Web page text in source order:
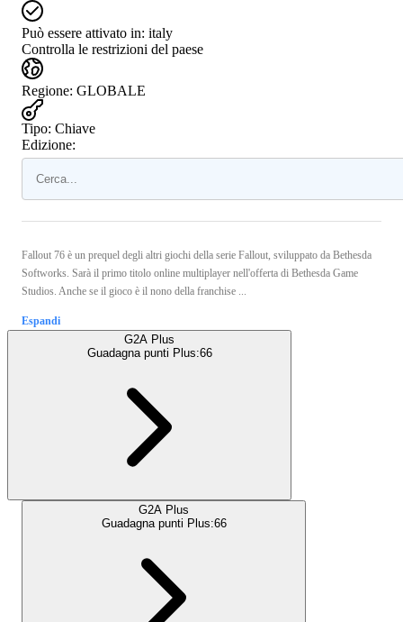
Può essere attivato in: italy
Controlla le restrizioni del paese
Regione: GLOBALE
Tipo: Chiave
Edizione:
Fallout 76 è un prequel degli altri giochi della serie Fallout, sviluppato da Bethesda
Softworks. Sarà il primo titolo online multiplayer nell'offerta di Bethesda Game
Studios. Anche se il gioco è il nono della franchise ...
Espandi
G2A Plus
Guadagna punti Plus:66
G2A Plus
Guadagna punti Plus:66